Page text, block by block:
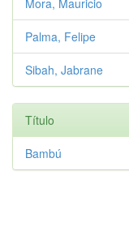
Mora, Mauricio
Palma, Felipe
Sibah, Jabrane
Título
Bambú